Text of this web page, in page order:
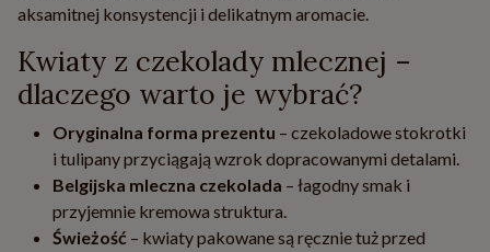
aksamitnej konsystencji i delikatnym aromacie.
Kwiaty z czekolady mlecznej –
dlaczego warto je wybrać?
Oryginalna forma prezentu – czekoladowe stokrotki
i tulipany przyciągają wzrok dopracowanymi detalami.
Belgijska mleczna czekolada – łagodny smak i
przyjemnie kremowa struktura.
Świeżość – kwiaty pakowane są ręcznie tuż przed